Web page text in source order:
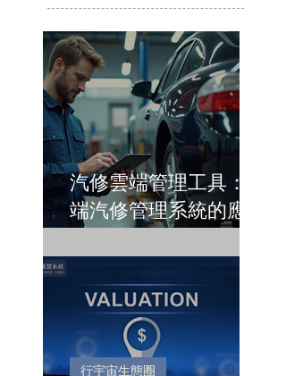
汽修雲端管理工具：雲
端汽修管理系統的應用
行宇宙生態圈